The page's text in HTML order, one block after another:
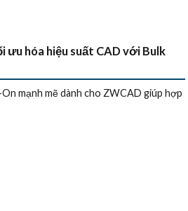
ưu hóa hiệu suất CAD với Bulk
mạnh mẽ dành cho ZWCAD giúp hợp